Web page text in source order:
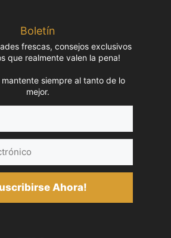
Boletín
frescas, consejos exclusivos
que realmente valen la pena!
siempre al tanto de lo
mejor.
Ahora!